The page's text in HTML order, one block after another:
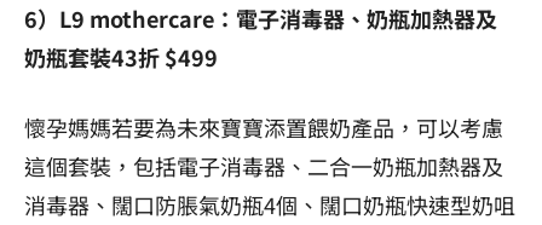
6）L9 mothercare：電子消毒器、奶瓶加熱器及
奶瓶套裝43折 $499
懷孕媽媽若要為未來寶寶添置餵奶產品，可以考慮
這個套裝，包括電子消毒器、二合一奶瓶加熱器及
消毒器、闊口防脹氣奶瓶4個、闊口奶瓶快速型奶咀